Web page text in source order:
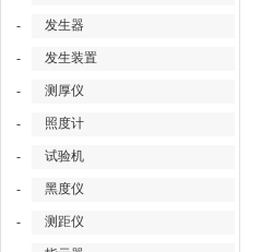
- 发生器
- 发生装置
- 测厚仪
- 照度计
- 试验机
- 黑度仪
- 测距仪